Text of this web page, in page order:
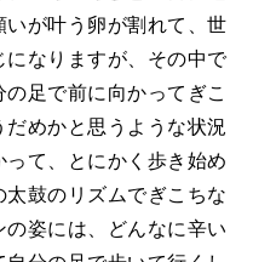
が叶う卵が割れて、世
なりますが、その中で
足で前に向かってぎこ
めかと思うような状況
て、とにかく歩き始め
鼓のリズムでぎこちな
の姿には、どんなに辛い